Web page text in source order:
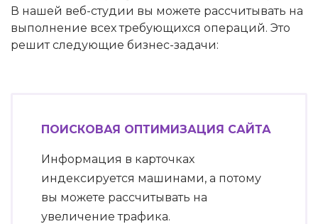
В нашей веб-студии вы можете рассчитывать на
выполнение всех требующихся операций. Это
решит следующие бизнес-задачи:
ПОИСКОВАЯ ОПТИМИЗАЦИЯ САЙТА
Информация в карточках
индексируется машинами, а потому
вы можете рассчитывать на
увеличение трафика.